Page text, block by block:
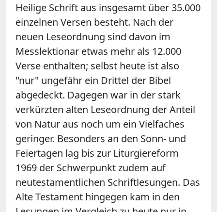
Heilige Schrift aus insgesamt über 35.000
einzelnen Versen besteht. Nach der
neuen Leseordnung sind davon im
Messlektionar etwas mehr als 12.000
Verse enthalten; selbst heute ist also
"nur" ungefähr ein Drittel der Bibel
abgedeckt. Dagegen war in der stark
verkürzten alten Leseordnung der Anteil
von Natur aus noch um ein Vielfaches
geringer. Besonders an den Sonn- und
Feiertagen lag bis zur Liturgiereform
1969 der Schwerpunkt zudem auf
neutestamentlichen Schriftlesungen. Das
Alte Testament hingegen kam in den